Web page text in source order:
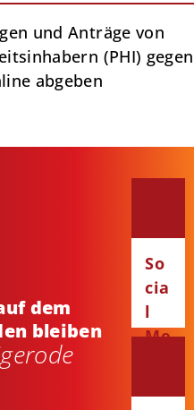
und Anträge von
(PHI)
abgeben
dem
bleiben
So
cia
l
Me